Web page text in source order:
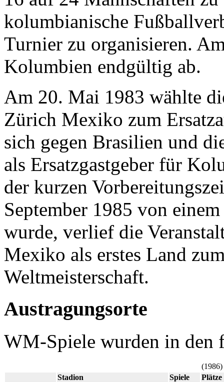
kolumbianische
Turnier zu organisieren.
Kolumbien endgültig ab.
Am 20. Mai 1983 wählte
Zürich Mexiko zum
sich gegen Brasilien und
als Ersatzgastgeber für
der kurzen
September 1985 von
wurde, verlief die
Mexiko als erstes Land
Weltmeisterschaft.
Austragungsorte
WM-Spiele wurden in den
(1986)
Stadion
Spiele
Plätze